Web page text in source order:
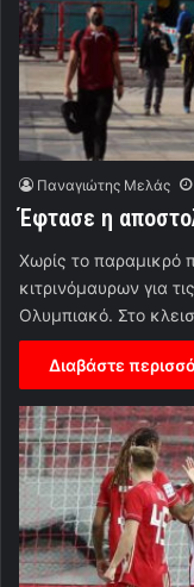
Παναγιώτης Μελάς
Έφτασε η
Χωρίς το παραμικρό
κιτρινόμαυρων για
Ολυμπιακό. Στο
Διαβάστε